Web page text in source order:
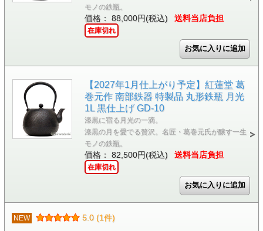
モノの鉄瓶。
価格： 88,000円(税込) 送料当店負担
在庫切れ
【2027年1月仕上がり予定】紅蓮堂 葛
巻元作 南部鉄器 特製品 丸形鉄瓶 月光
1L 黒仕上げ GD-10
漆黒に宿る月光の一滴。
漆黒の月を愛でる贅沢。名匠・葛巻元氏が醸す一生
モノの鉄瓶。
価格： 82,500円(税込) 送料当店負担
在庫切れ
NEW 5.0 (1件)